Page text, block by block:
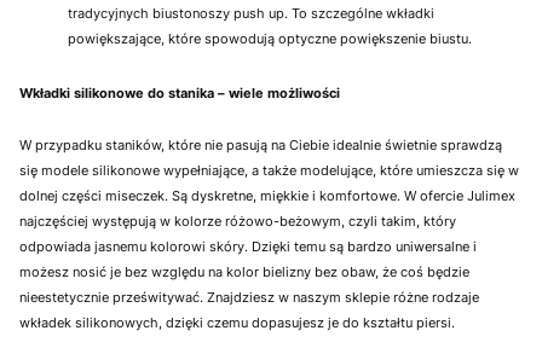
tradycyjnych biustonoszy push up. To szczególne wkładki
powiększające, które spowodują optyczne powiększenie biustu.
Wkładki silikonowe do stanika – wiele możliwości
W przypadku staników, które nie pasują na Ciebie idealnie świetnie sprawdzą
się modele silikonowe wypełniające, a także modelujące, które umieszcza się w
dolnej części miseczek. Są dyskretne, miękkie i komfortowe. W ofercie Julimex
najczęściej występują w kolorze różowo-beżowym, czyli takim, który
odpowiada jasnemu kolorowi skóry. Dzięki temu są bardzo uniwersalne i
możesz nosić je bez względu na kolor bielizny bez obaw, że coś będzie
nieestetycznie prześwitywać. Znajdziesz w naszym sklepie różne rodzaje
wkładek silikonowych, dzięki czemu dopasujesz je do kształtu piersi.